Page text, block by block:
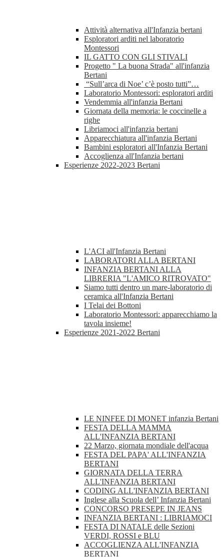
Attività alternativa all'Infanzia bertani
Esploratori arditi nel laboratorio
Montessori
IL GATTO CON GLI STIVALI
Progetto " La buona Strada" all'infanzia
Bertani
“Sull’arca di Noe’ c’è posto tutti”…
Laboratorio Montessori: esploratori arditi
Vendemmia all'infanzia Bertani
Giornata della memoria: le coccinelle a
righe
Libriamoci all'infanzia bertani
Apparecchiatura all'infanzia Bertani
Bambini esploratori all'Infanzia Bertani
Accoglienza all'Infanzia bertani
Esperienze 2022-2023 Bertani
L'ACI all'Infanzia Bertani
LABORATORI ALLA BERTANI
INFANZIA BERTANI ALLA
LIBRERIA "L'AMICO RITROVATO"
Siamo tutti dentro un mare-laboratorio di
ceramica all'Infanzia Bertani
I Telai dei Bottoni
Laboratorio Montessori: apparecchiamo la
tavola insieme!
Esperienze 2021-2022 Bertani
LE NINFEE DI MONET infanzia Bertani
FESTA DELLA MAMMA
ALL'INFANZIA BERTANI
22 Marzo, giornata mondiale dell'acqua
FESTA DEL PAPA' ALL'INFANZIA
BERTANI
GIORNATA DELLA TERRA
ALL'INFANZIA BERTANI
CODING ALL'INFANZIA BERTANI
Inglese alla Scuola dell’ Infanzia Bertani
CONCORSO PRESEPE IN JEANS
INFANZIA BERTANI : LIBRIAMOCI
FESTA DI NATALE delle Sezioni
VERDI, ROSSI e BLU
ACCOGLIENZA ALL'INFANZIA
BERTANI